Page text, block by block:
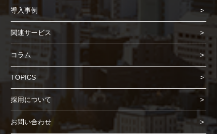
導入事例
関連サービス
コラム
TOPICS
採用について
お問い合わせ
プライバシー情報